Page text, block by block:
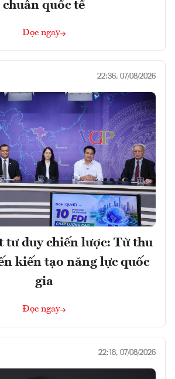
chuẩn quốc tế
Đọc ngay
22:36, 07/08/2026
tư duy chiến lược: Từ thu
kiến tạo năng lực quốc
gia
Đọc ngay
22:18, 07/08/2026